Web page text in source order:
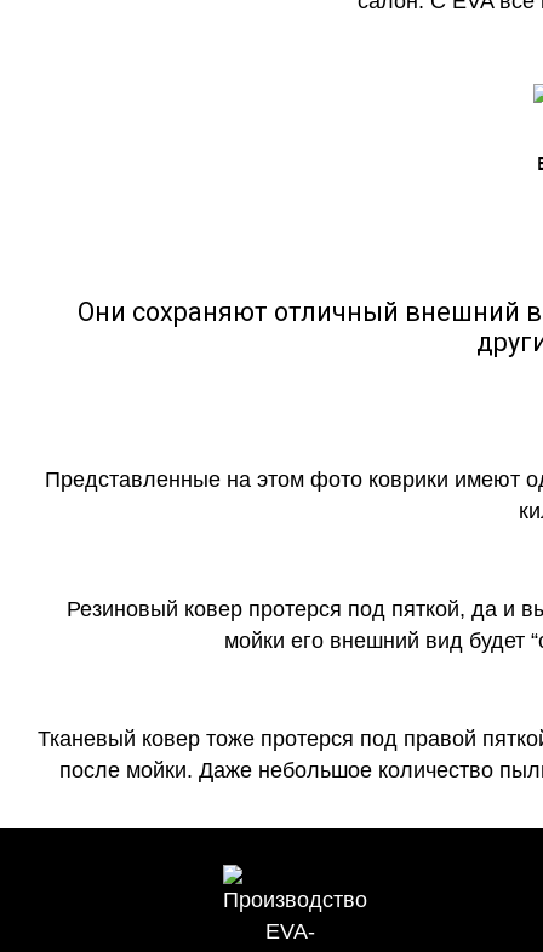
Они сохраняют отличный внешний
Представленные на этом фото коврики имеют
Резиновый ковер протерся под пяткой, да и
мойки его внешний вид будет
Тканевый ковер тоже протерся под правой
после мойки. Даже небольшое количество